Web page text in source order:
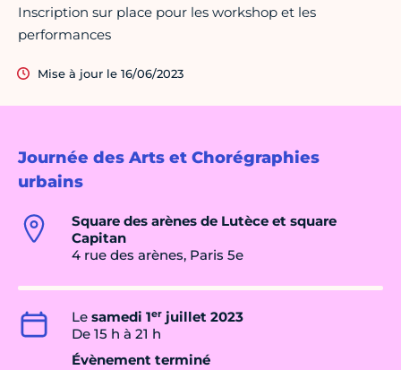
Journée des Arts et Chorégraphies
urbains
Square des arènes de Lutèce et square
Capitan
4 rue des arènes, Paris 5e
Le samedi 1er juillet 2023
De 15 h à 21 h
Évènement terminé
Inscription sur place pour les workshop et les
performances
Mise à jour le 16/06/2023